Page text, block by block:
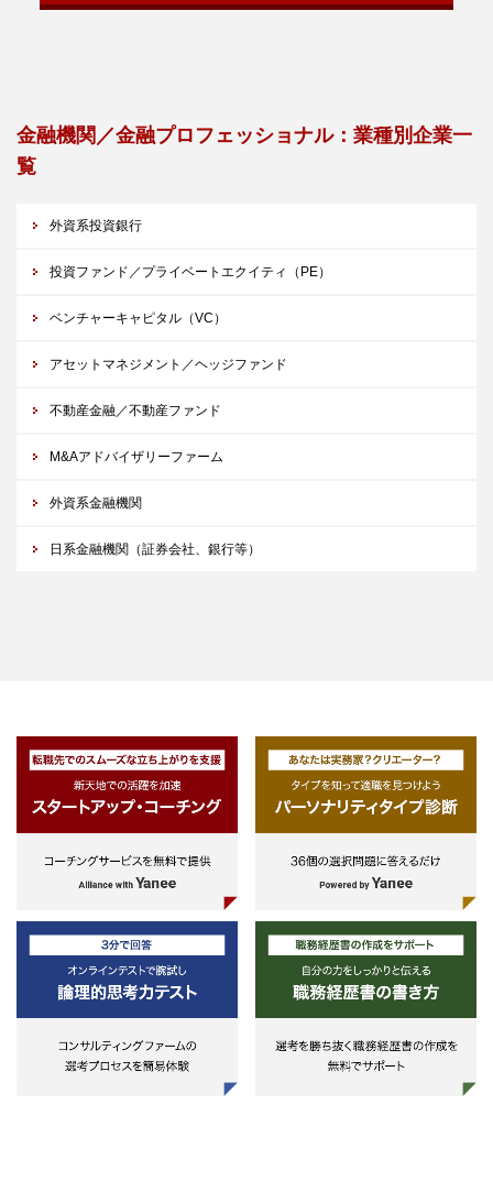
金融機関／金融プロフェッショナル：業種別企業一
覧
外資系投資銀行
投資ファンド／プライベートエクイティ（PE）
ベンチャーキャピタル（VC）
アセットマネジメント／ヘッジファンド
不動産金融／不動産ファンド
M&Aアドバイザリーファーム
外資系金融機関
日系金融機関（証券会社、銀行等）